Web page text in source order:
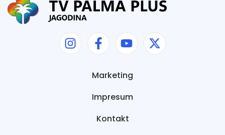
Marketing
Impresum
Kontakt